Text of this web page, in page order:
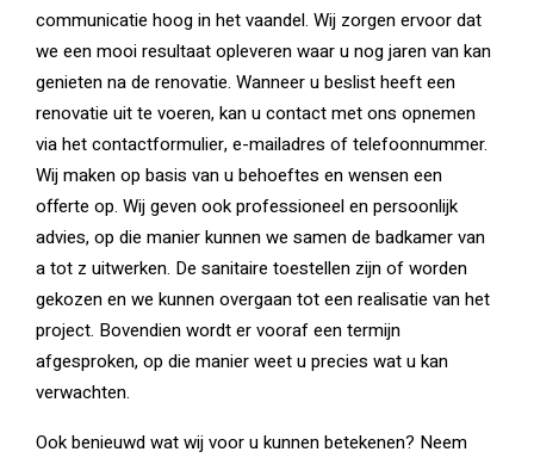
communicatie hoog in het vaandel. Wij zorgen ervoor dat
we een mooi resultaat opleveren waar u nog jaren van kan
genieten na de renovatie. Wanneer u beslist heeft een
renovatie uit te voeren, kan u contact met ons opnemen
via het contactformulier, e-mailadres of telefoonnummer.
Wij maken op basis van u behoeftes en wensen een
offerte op. Wij geven ook professioneel en persoonlijk
advies, op die manier kunnen we samen de badkamer van
a tot z uitwerken. De sanitaire toestellen zijn of worden
gekozen en we kunnen overgaan tot een realisatie van het
project. Bovendien wordt er vooraf een termijn
afgesproken, op die manier weet u precies wat u kan
verwachten.
Ook benieuwd wat wij voor u kunnen betekenen? Neem